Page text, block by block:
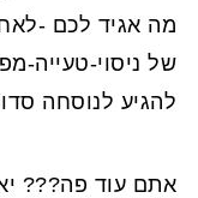
מה אגיד לכם -
של ניסוי-טעייה-
להגיע לנוסחה
אתם עוד פה???